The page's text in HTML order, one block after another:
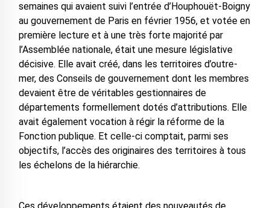
semaines qui avaient suivi l’entrée d’Houphouët-Boigny
au gouvernement de Paris en février 1956, et votée en
première lecture et à une très forte majorité par
l’Assemblée nationale, était une mesure législative
décisive. Elle avait créé, dans les territoires d’outre-
mer, des Conseils de gouvernement dont les membres
devaient être de véritables gestionnaires de
départements formellement dotés d’attributions. Elle
avait également vocation à régir la réforme de la
Fonction publique. Et celle-ci comptait, parmi ses
objectifs, l’accès des originaires des territoires à tous
les échelons de la hiérarchie.